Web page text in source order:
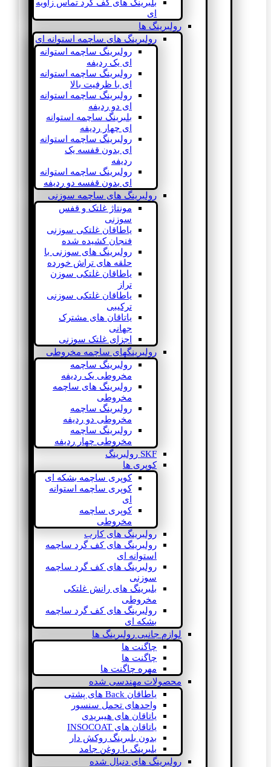
بلبرینگ های کف گرد تماس زاویه
ای
رولبرینگ ها
رولبرینگ های ساچمه استوانه ای
رولبرینگ ساچمه استوانه
ای یک ردیفه
رولبرینگ ساچمه استوانه
ای با ظرفیت بالا
رولبرینگ ساچمه استوانه
ای دو ردیفه
بلبرینگ ساچمه استوانه
ای چهار ردیفه
رولبرینگ ساچمه استوانه
ای بدون قفسه یک
ردیفه
رولبرینگ ساچمه استوانه
ای بدون قفسه دو ردیفه
رولبرینگ های ساچمه سوزنی
مونتاژ غلتک و قفس
سوزنی
یاطاقان غلتکی سوزنی
فنجان کشیده شده
رولبرینگ های سوزنی با
حلقه های تراش خورده
یاطاقان غلتکی سوزن
تراز
یاطاقان غلتکی سوزنی
ترکیبی
یاتاقان های مشترک
جهانی
اجزای غلتک سوزنی
رولبرینگهای ساچمه مخروطی
رولبرینگ ساچمه
مخروطی یک ردیفه
رولبرینگ های ساچمه
مخروطی
رولبرینگ ساچمه
مخروطی دو ردیفه
رولبرینگ ساچمه
مخروطی چهار ردیفه
SKF رولبرینگ
کوپری ها
کوپری ساچمه بشکه ای
کوپری ساچمه استوانه
ای
کوپری ساچمه
مخروطی
رولبرینگ های کارب
رولبرینگ های کف گرد ساچمه
استوانه ای
رولبرینگ های کف گرد ساچمه
سوزنی
بلبرینگ های رانش غلتکی
مخروطی
رولبرینگ های کف گرد ساچمه
بشکه ای
لوازم جانبی رولبرینگ ها
چاگنت ها
چاگنت ها
مهره چاگنت ها
محصولات مهندسی شده
یاطاقان Back های پشتی
واحدهای تحمل سنسور
یاتاقان های هیبریدی
یاتاقان های INSOCOAT
بدون بلبرینگ روکش دار
بلبرینگ با روغن جامد
رولبرینگ های دنبال شده